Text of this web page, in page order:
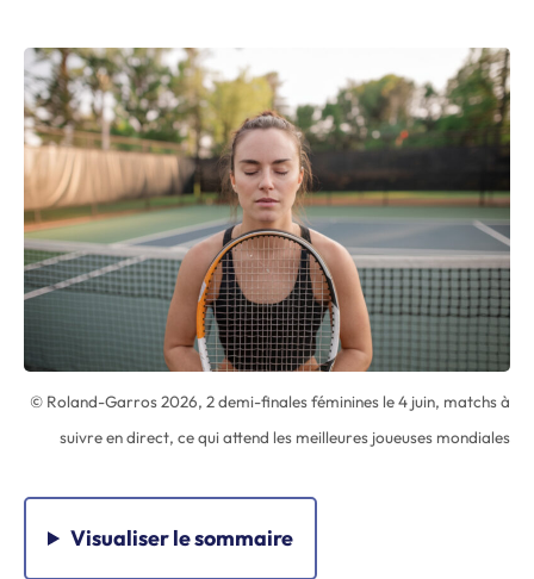
© Roland-Garros 2026, 2 demi-finales féminines le 4 juin, matchs à
suivre en direct, ce qui attend les meilleures joueuses mondiales
Visualiserle sommaire